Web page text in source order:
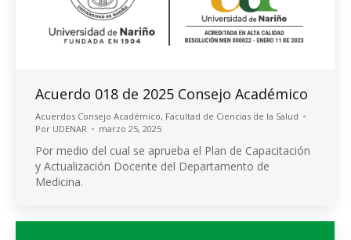
Acuerdo 018 de 2025 Consejo Académico
Acuerdos Consejo Académico, Facultad de Ciencias de la Salud
Por UDENAR marzo 25, 2025
Por medio del cual se aprueba el Plan de Capacitación
y Actualización Docente del Departamento de
Medicina.